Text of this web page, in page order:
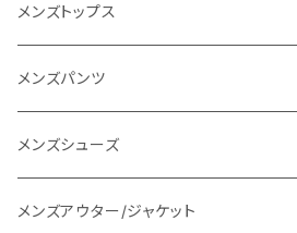
go slow caravan
SY32 by SWEET YEARS
URBAN SQUARE
EDWIN
レディース
スーツ
カジュアルセットアップ
スラックス
ワイシャツ
メンズトップス
Tシャツ/カットソー
シャツ/ポロシャツ
パーカー/スウェット
メンズパンツ
デニムパンツ
イージーパンツ
メンズシューズ
メンズアウター/ジャケット